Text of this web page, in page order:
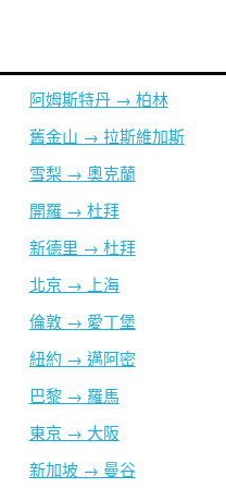
阿姆斯特丹 → 柏林
舊金山 → 拉斯維加斯
雪梨 → 奧克蘭
開羅 → 杜拜
新德里 → 杜拜
北京 → 上海
倫敦 → 愛丁堡
紐約 → 邁阿密
巴黎 → 羅馬
東京 → 大阪
新加坡 → 曼谷